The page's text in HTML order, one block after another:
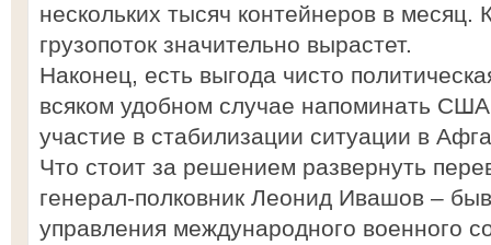
нескольких тысяч контейнеров в месяц.
грузопоток значительно вырастет.
Наконец, есть выгода чисто
всяком удобном случае напоминать
участие в стабилизации ситуации в
Что стоит за решением развернуть
генерал-полковник Леонид Ивашов –
управления международного военного